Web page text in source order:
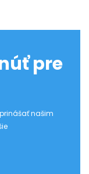
pre
našim